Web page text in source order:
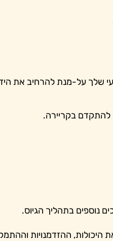
שלך על-מנת להרחיב את
להתקדם בקריירה.
נוספים בתהליך הגיוס.
ההזדמנויות